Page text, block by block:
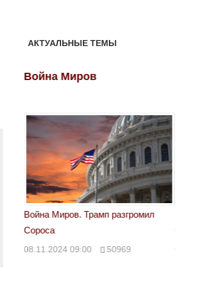
АКТУАЛЬНЫЕ ТЕМЫ
Война Миров
Война Миров. Трамп разгромил
Сороса
08.11.2024 09:00 50969